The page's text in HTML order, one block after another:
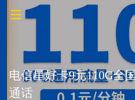
电信星好卡9元110G全
通话